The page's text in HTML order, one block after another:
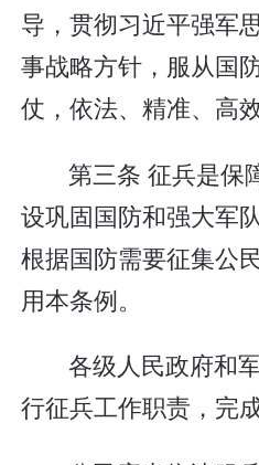
导，贯彻习近平强军
事战略方针，服从国
仗，依法、精准、高
第三条 征兵是保
设巩固国防和强大军
根据国防需要征集公
用本条例。
各级人民政府和
行征兵工作职责，完